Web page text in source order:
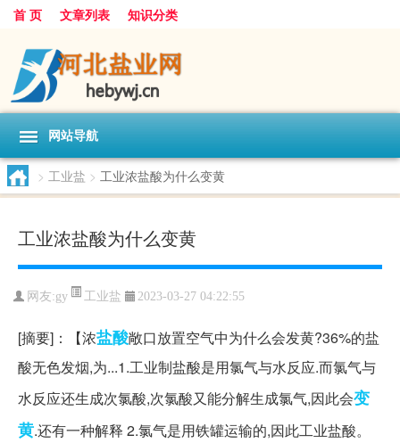
首 页 文章列表 知识分类
网站导航
> 工业盐 > 工业浓盐酸为什么变黄
工业浓盐酸为什么变黄
网友:gy 工业盐 2023-03-27 04:22:55
[摘要]：【浓盐酸敞口放置空气中为什么会发黄?36%的盐
酸无色发烟,为...1.工业制盐酸是用氯气与水反应.而氯气与
水反应还生成次氯酸,次氯酸又能分解生成氯气,因此会变
黄.还有一种解释 2.氯气是用铁罐运输的,因此工业盐酸。